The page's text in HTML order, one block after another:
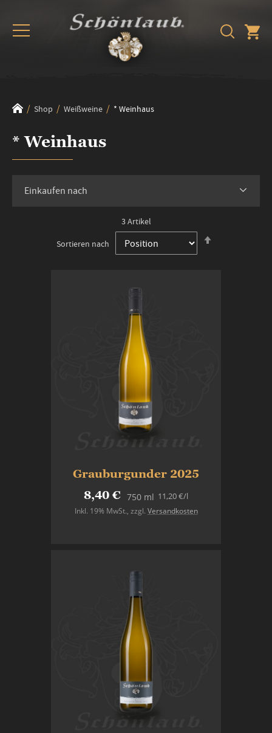
Shop Weißweine * Weinhaus
* Weinhaus
3Artikel
Sortieren nach
Grauburgunder 2025
8,40 € 750 ml
Inkl. 19% MwSt., zzgl. Versandkosten
11,20 €/l
Einkaufen nach